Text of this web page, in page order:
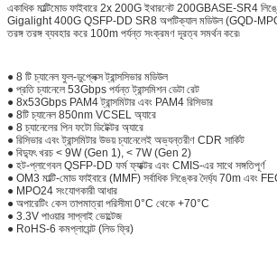
একাধিক মাল্টিমোড ফাইবারে 2x 200G ইথারনেট 200GBASE-SR4
Gigalight 400G QSFP-DD SR8 অপটিক্যাল মডিউল (GQD-
তরঙ্গ তরঙ্গ ব্যবহার করে 100m পর্যন্ত সংক্রমণ দূরত্ব সমর্থন করে৷
● 8 টি চ্যানেল ফুল-ডুপ্লেক্স ট্রান্সসিভার মডিউল
● প্রতি চ্যানেলে 53Gbps পর্যন্ত ট্রান্সমিশন ডেটা রেট
● 8x53Gbps PAM4 ট্রান্সমিটার এবং PAM4 রিসিভার
● 8টি চ্যানেল 850nm VCSEL অ্যারে
● 8 চ্যানেলের পিন ফটো ডিটেক্টর অ্যারে
● রিসিভার এবং ট্রান্সমিটার উভয় চ্যানেলেই অভ্যন্তরীণ CDR সার্কিট
● বিদ্যুৎ খরচ < 9W (Gen 1), < 7W (Gen 2)
● হট-প্লাগেবল QSFP-DD ফর্ম ফ্যাক্টর এবং CMIS-এর সাথে সঙ্গতিপূর্ণ
● OM3 মাল্টি-মোড ফাইবারে (MMF) সর্বাধিক লিঙ্কের দৈর্ঘ্য 70m
● MPO24 সংযোগকারী আধার
● অপারেটিং কেস তাপমাত্রা পরিসীমা 0°C থেকে +70°C
● 3.3V পাওয়ার সাপ্লাই ভোল্টেজ
● RoHS-6 কমপ্লায়েন্ট (লিড ফ্রি)